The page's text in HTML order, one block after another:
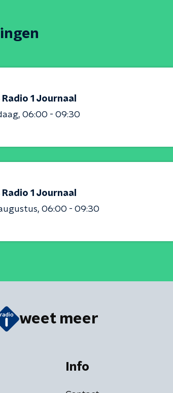
Radio 1 Journaal
06:00 - 09:30
Radio 1 Journaal
06:00 - 09:30
weet meer
Info